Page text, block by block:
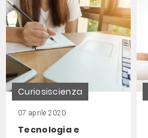
Curiosiscienza
07 aprile 2020
Tecnologia e